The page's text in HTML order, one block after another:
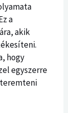
a
akik
hogy
egyszerre